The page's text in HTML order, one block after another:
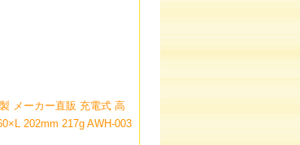
メーカー直販 充電式 高
202mm 217g AWH-003